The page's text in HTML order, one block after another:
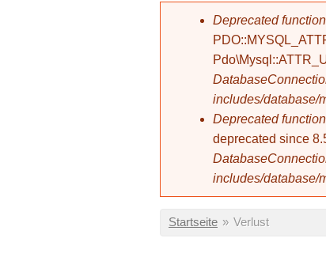
Deprecated function
includes/database/
Deprecated function
deprecated since
includes/database/
Sie sind hier
Startseite » Verlust